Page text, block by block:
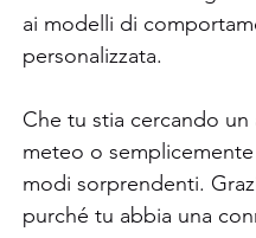
ai modelli di
personalizzata.
Che tu stia cercando
meteo o
modi sorprendenti.
purché tu abbia una